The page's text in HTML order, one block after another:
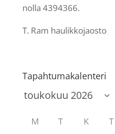
nolla 4394366.
T. Ram haulikkojaosto
Tapahtumakalenteri
M T K T